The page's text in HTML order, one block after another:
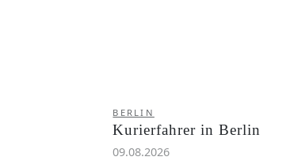
BERLIN
Kurierfahrer in Berlin
09.08.2026